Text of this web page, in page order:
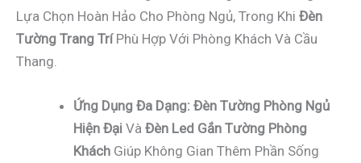
Lựa Chọn Hoàn Hảo Cho Phòng Ngủ, Trong Khi Đèn
Tường Trang TríPhù Hợp Với Phòng Khách Và Cầu
Thang.
Ứng Dụng Đa Dạng: Đèn Tường Phòng Ngủ
Hiện Đại Và Đèn Led Gắn Tường Phòng
Khách Giúp Không Gian Thêm Phần Sống